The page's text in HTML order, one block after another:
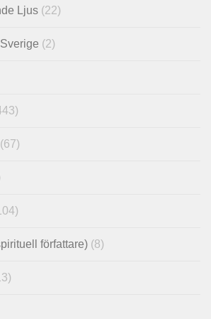
Ljus (22)
(2)
(67)
författare) (8)